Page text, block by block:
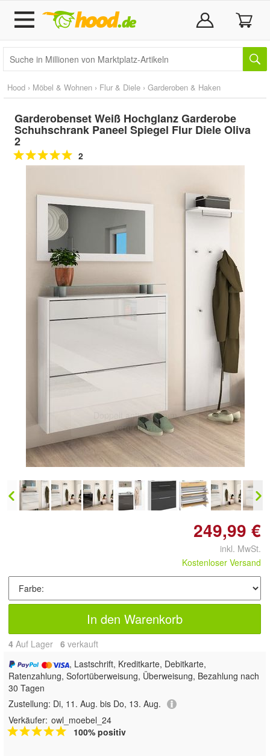
Hood › Möbel & Wohnen › Flur & Diele › Garderoben & Haken
Garderobenset Weiß Hochglanz Garderobe
Schuhschrank Paneel Spiegel Flur Diele Oliva
2
2
Doppelt antippen zum
vergrößern
249,99 €
inkl. MwSt.
Kostenloser Versand
In den Warenkorb
4 Auf Lager 6 verkauft
, Lastschrift, Kreditkarte, Debitkarte,
Ratenzahlung, Sofortüberweisung, Überweisung, Bezahlung nach
30 Tagen
Zustellung: Di, 11. Aug. bis Do, 13. Aug.
Verkäufer: owl_moebel_24
100% positiv